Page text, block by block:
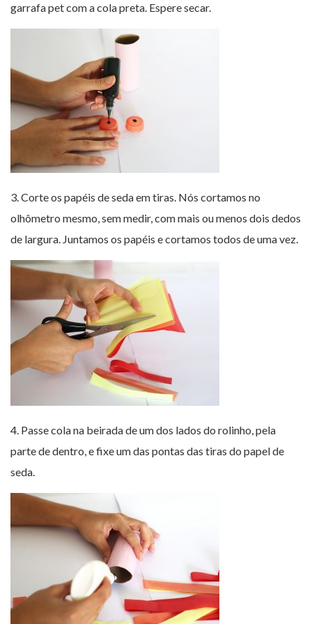
garrafa pet com a cola preta. Espere secar.
3. Corte os papéis de seda em tiras. Nós cortamos no
olhômetro mesmo, sem medir, com mais ou menos dois dedos
de largura. Juntamos os papéis e cortamos todos de uma vez.
4. Passe cola na beirada de um dos lados do rolinho, pela
parte de dentro, e fixe um das pontas das tiras do papel de
seda.